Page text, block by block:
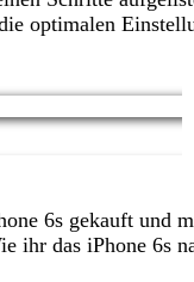
optimalen
6s gekauft und
ihr das iPhone 6s